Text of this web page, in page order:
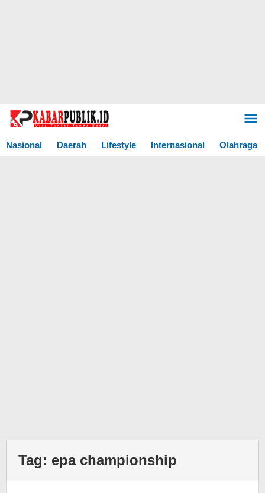
Lewati
Nasional
Daerah Lifestyle Internasional Olahraga
Tag: epa championship